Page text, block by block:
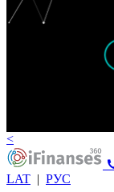
<
LAT | РУС